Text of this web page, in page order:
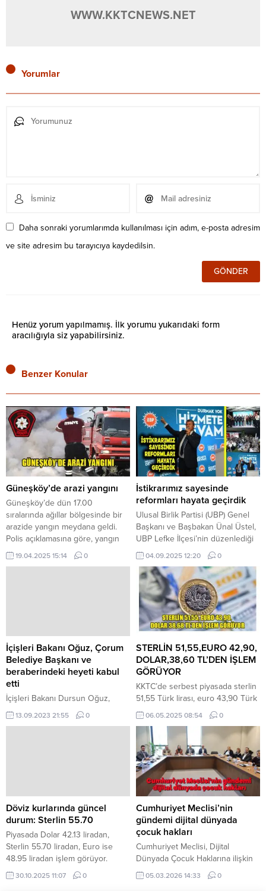
WWW.KKTCNEWS.NET
Yorumlar
Daha sonraki yorumlarımda kullanılması için adım, e-posta adresim
ve site adresim bu tarayıcıya kaydedilsin.
Henüz yorum yapılmamış. İlk yorumu yukarıdaki form
aracılığıyla siz yapabilirsiniz.
Benzer Konular
Güneşköy’de arazi yangını
Güneşköy’de dün 17.00
sıralarında ağıllar bölgesinde bir
arazide yangın meydana geldi.
Polis açıklamasına göre, yangın
sonucu, 15 dönüm biçilmemiş
arpa yanarak zarar gördü.
19.04.2025 15:14 0
İstikrarımız sayesinde
reformları hayata geçirdik
Ulusal Birlik Partisi (UBP) Genel
Başkanı ve Başbakan Ünal Üstel,
UBP Lefke İlçesi’nin düzenlediği
Lefke Buluşması’na
Cumhurbaşkanı Ersin Tatar ile
birlikte katıldı. Etkinlikte konuşan
Üstel, göreve geldikleri ilk
günden itibaren kendilerine bir
hedef koyduklarını belirterek,
“Siyasi istikrarı sağlayacağız ve bu
istikrar sayesinde reformları
hayata geçireceğiz dedik ve
yaptık” dedi. İSTİKRAR...
04.09.2025 12:20 0
İçişleri Bakanı Oğuz, Çorum
Belediye Başkanı ve
beraberindeki heyeti kabul
etti
İçişleri Bakanı Dursun Oğuz,
Çorum Belediye Başkanı . Halil
İbrahim Aşgın ile beraberindeki
de hazır bulundu. Bakanlığın
toplantı salonunda gerçekleşen
kabulde konuşan Bakan Oğuz,
ülkeler arasındaki iş birliğinde
yerel yönetimlerin...
13.09.2023 21:55 0
STERLİN 51,55,EURO 42,90,
DOLAR,38,60 TL’DEN İŞLEM
GÖRÜYOR
KKTC’de serbest piyasada sterlin
51,55 Türk lirası, euro 43,90 Türk
lirası, dolar 38,68 Türk lirasından
işlem görüyor. Serbest piyasada
saat 08.40 itibarıyla 43,55 TL’den
alınan euro 43,90 TL’den satılıyor.
51,20 TL’den alınan sterlinin satış
fiyatı da 51,55 TL olarak belirlendi.
Dolar ise 38,50 TL’den alınıp,
38,68 TL’den satılıyor.
WWW.KKTCNEWS.NET
06.05.2025 08:54 0
Döviz kurlarında güncel
durum: Sterlin 55.70
Piyasada Dolar 42.13 liradan,
Sterlin 55.70 liradan, Euro ise
48.95 liradan işlem görüyor.
Piyasada Dolar 42.10 liradan,
Sterlin 55.70 liradan, Euro ise
30.10.2025 11:07 0
Cumhuriyet Meclisi’nin
gündemi dijital dünyada
çocuk hakları
Cumhuriyet Meclisi, Dijital
Dünyada Çocuk Haklarına ilişkin
oluşturulan Geçici ve Özel (Ad-
Hoc) Komite, bugün saat 10:00’da
05.03.2026 14:33 0